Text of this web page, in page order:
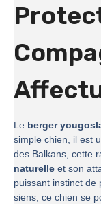
Le berger
simple chien, il est
des Balkans, cette
naturelle et son
puissant instinct de
siens, ce chien se